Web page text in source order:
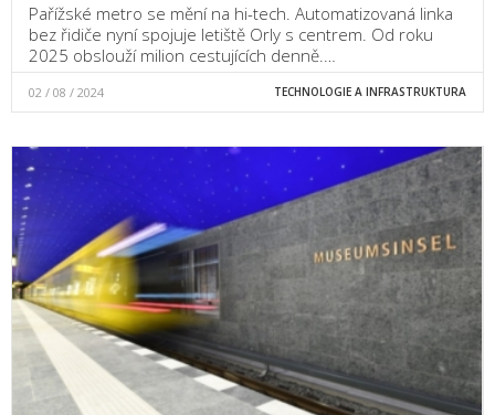
Pařížské metro se mění na hi-tech. Automatizovaná linka
bez řidiče nyní spojuje letiště Orly s centrem. Od roku
2025 obslouží milion cestujících denně.…
02 / 08 / 2024 TECHNOLOGIE A INFRASTRUKTURA